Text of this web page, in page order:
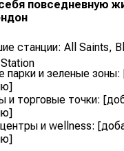
повседневную
станции: All Saints,
парки и зеленые зоны:
и торговые точки:
и wellness: